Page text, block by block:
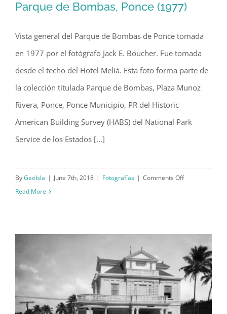
Parque de Bombas, Ponce (1977)
Parque de Bombas, Ponce (1977)
Vista general del Parque de Bombas de Ponce tomada
en 1977 por el fotógrafo Jack E. Boucher. Fue tomada
desde el techo del Hotel Meliá. Esta foto forma parte de
la colección titulada Parque de Bombas, Plaza Munoz
Rivera, Ponce, Ponce Municipio, PR del Historic
American Building Survey (HABS) del National Park
ByGeoIsla | June 7th, 2018 | Fotografías | Comments Offon
Ponce
(1977)